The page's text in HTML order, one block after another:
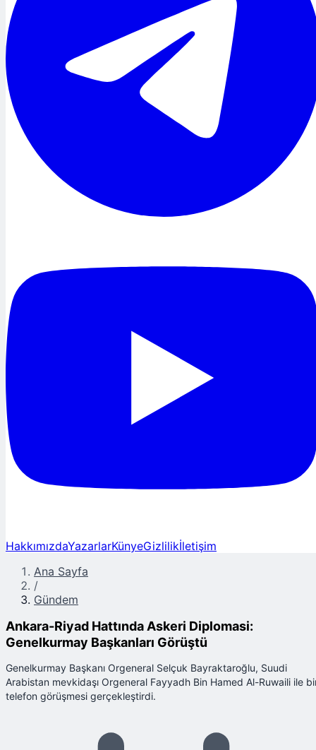
HakkımızdaYazarlarKünyeGizlilikİletişim
Ana Sayfa
/
Gündem
Ankara-Riyad Hattında Askeri Diplomasi:
Genelkurmay Başkanları Görüştü
Genelkurmay Başkanı Orgeneral Selçuk Bayraktaroğlu, Suudi
Arabistan mevkidaşı Orgeneral Fayyadh Bin Hamed Al-Ruwaili ile
telefon görüşmesi gerçekleştirdi.